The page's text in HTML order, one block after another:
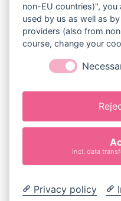
Hoppers GmbH
Hüpfburgen &
Dietersdorf 1
85301 Schweitenkirchen
Telefon: 0162/1637914
www.bayern-
info＠bayern-
Impressum
non-EU countries)",
used by us as well as
providers (also from
course, change your
incl. data
Privacy policy